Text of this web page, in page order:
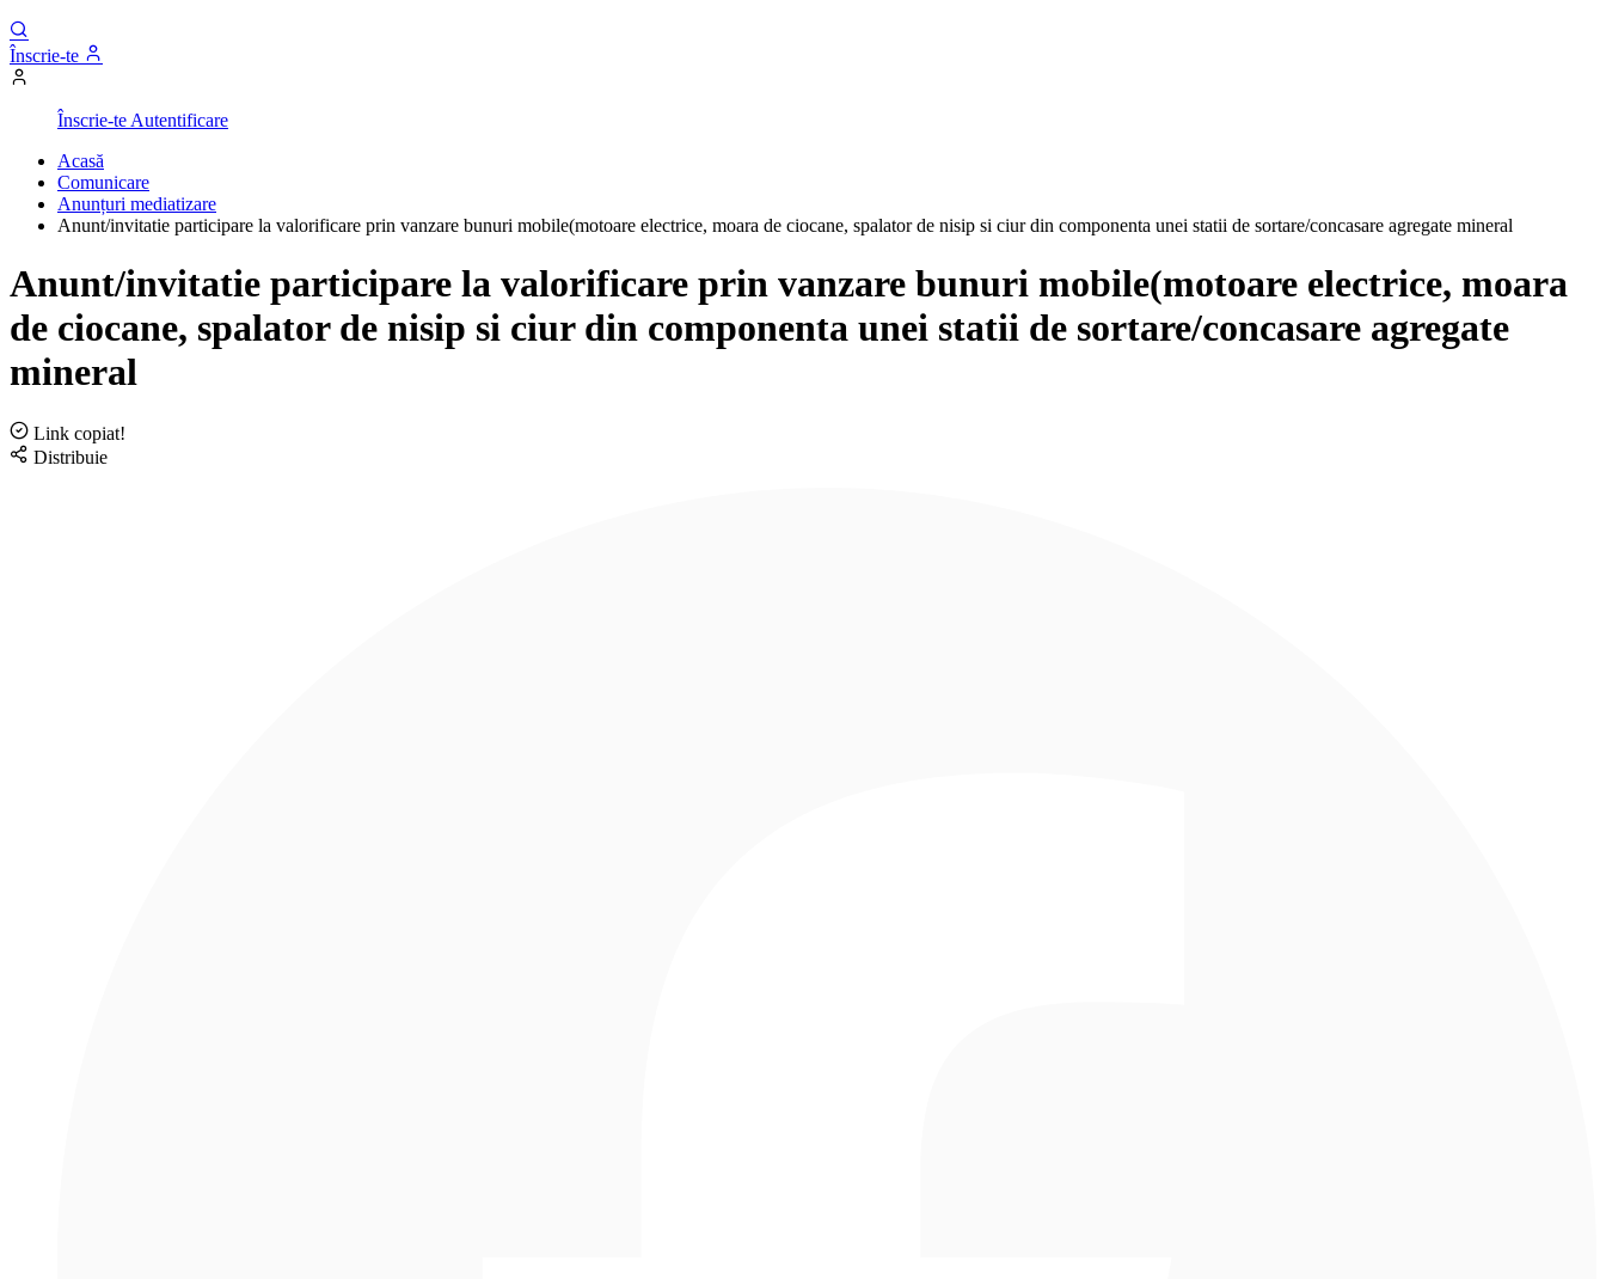
Înscrie-te
Înscrie-te Autentificare
Acasă
Comunicare
Anunțuri mediatizare
Anunt/invitatie participare la valorificare prin vanzare bunuri mobile(motoare electrice, moara de ciocane, spalator de nisip si ciur din componenta unei statii de sortare/concasare agregate mineral
Anunt/invitatie participare la valorificare prin vanzare bunuri mobile(motoare electrice, moara
de ciocane, spalator de nisip si ciur din componenta unei statii de sortare/concasare agregate
mineral
Link copiat!
Distribuie